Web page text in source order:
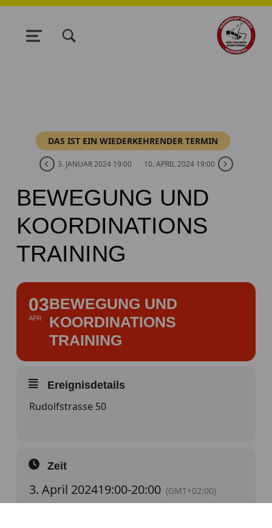
MENU
DAS IST EIN WIEDERKEHRENDER TERMIN
3. JANUAR 2024 19:00 10. APRIL 2024 19:00
BEWEGUNG UND
KOORDINATIONS
TRAINING
03
APR
BEWEGUNG UND
KOORDINATIONS
TRAINING
Ereignisdetails
Rudolfstrasse 50
Zeit
3. April 202419:00-20:00 (GMT+02:00)